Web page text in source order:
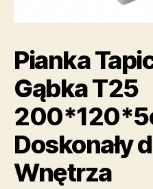
Pianka
Gąbka T25
Doskonały
Wnętrza